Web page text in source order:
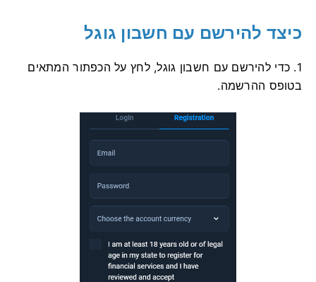
כיצד להירשם עם חשבון גוגל
1. כדי להירשם עם חשבון גוגל, לחץ על הכפתור המתאים
בטופס ההרשמה.